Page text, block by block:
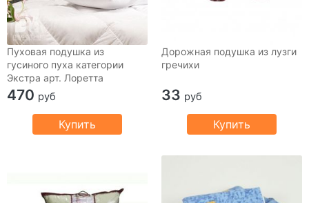
Пуховая подушка из
гусиного пуха категории
Экстра арт. Лоретта
470 руб
Купить
Дорожная подушка из лузги
гречихи
33 руб
Купить